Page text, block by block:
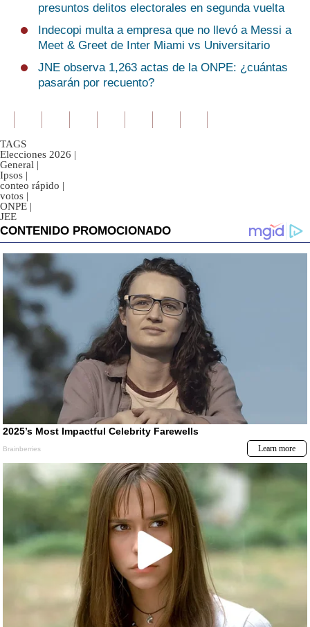
presuntos delitos electorales en segunda vuelta
Indecopi multa a empresa que no llevó a Messi a
Meet & Greet de Inter Miami vs Universitario
JNE observa 1,263 actas de la ONPE: ¿cuántas
pasarán por recuento?
TAGS
Elecciones 2026 |
General |
Ipsos |
conteo rápido |
votos |
ONPE |
JEE